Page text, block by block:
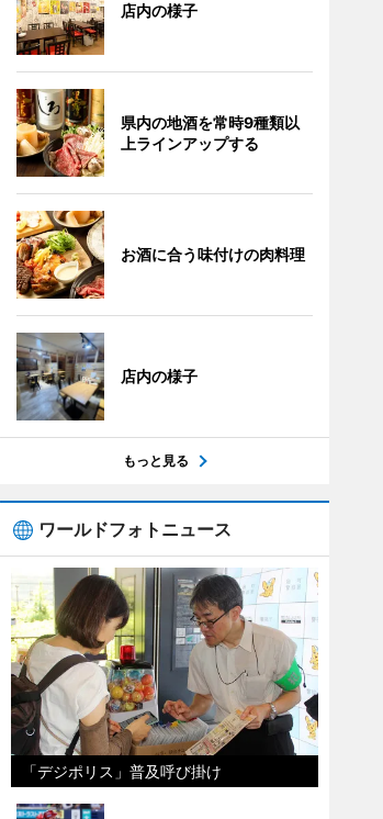
店内の様子
県内の地酒を常時9種類以
上ラインアップする
お酒に合う味付けの肉料理
店内の様子
もっと見る
ワールドフォトニュース
「デジポリス」普及呼び掛け